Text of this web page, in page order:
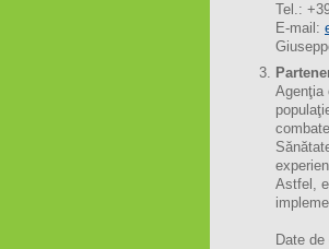
Tel.:
E-mail:
Agenţia
Astfel,
Date